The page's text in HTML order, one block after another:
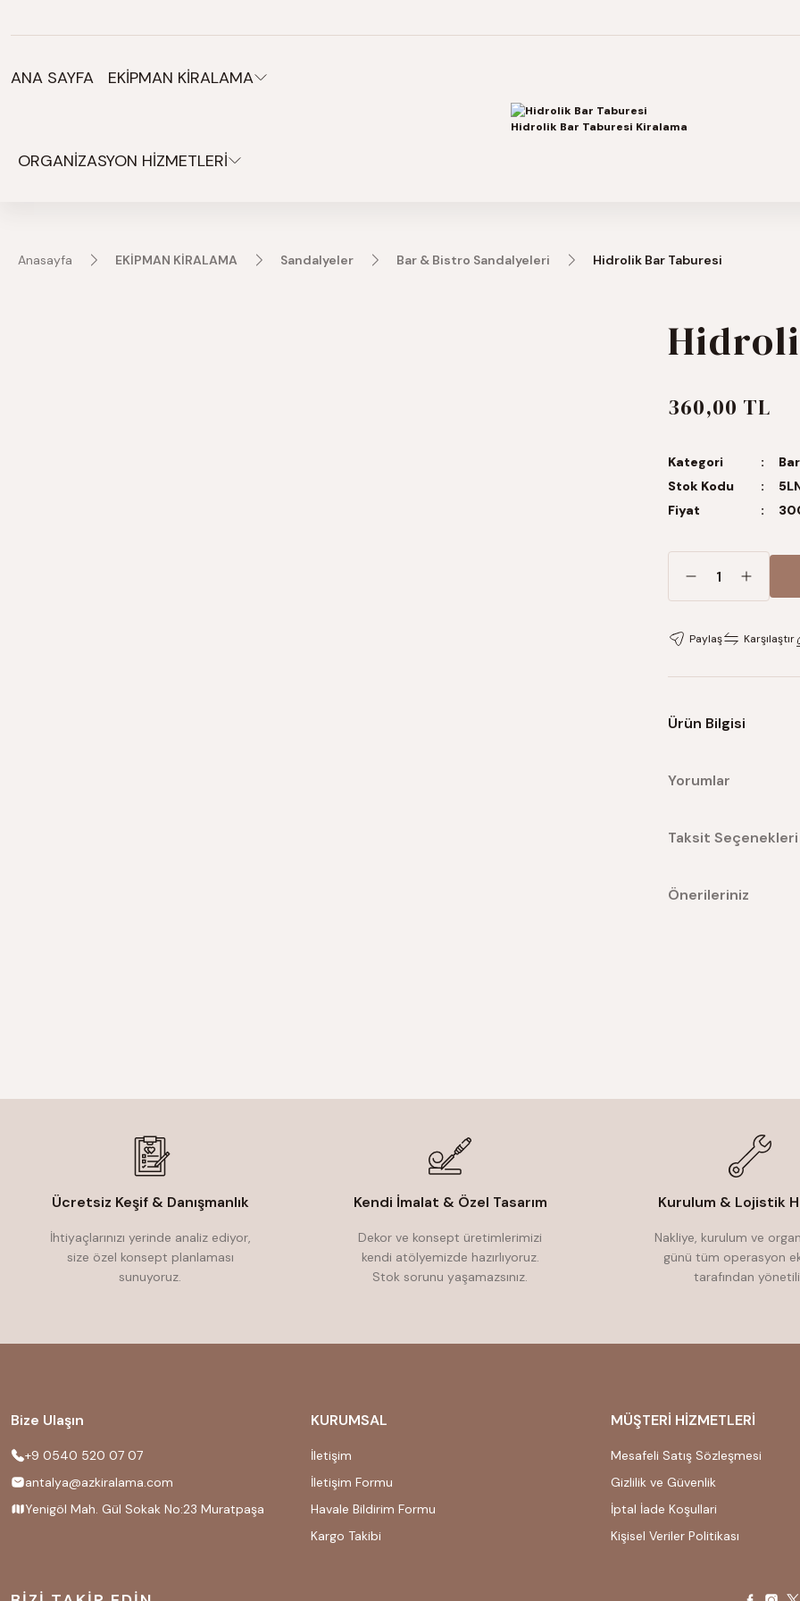
Organizasyonlarınız için tüm ihtiyaçlarınız burada.
ANA SAYFA EKİPMAN KİRALAMA
ORGANİZASYON HİZMETLERİ
Anasayfa EKİPMAN KİRALAMA Sandalyeler Bar & Bistro Sandalyeleri Hidrolik Bar Taburesi
360,00 TL
Kategori
Stok Kodu
Fiyat
Paylaş Karşılaştır
Ürün Bilgisi
Yorumlar
Taksit Seçenekleri
Önerileriniz
Ücretsiz Keşif & Danışmanlık
İhtiyaçlarınızı yerinde analiz ediyor,
size özel konsept planlaması
sunuyoruz.
Kendi İmalat & Özel Tasarım
Dekor ve konsept üretimlerimizi
kendi atölyemizde hazırlıyoruz.
Stok sorunu yaşamazsınız.
Kurulum & Lojistik
Nakliye, kurulum ve
günü tüm operasyon
tarafından
Bize Ulaşın
+9 0540 520 07 07
antalya@azkiralama.com
Yenigöl Mah. Gül Sokak No:23 Muratpaşa
KURUMSAL
İletişim
İletişim Formu
Havale Bildirim Formu
Kargo Takibi
MÜŞTERİ HİZMETLERİ
Mesafeli Satış Sözleşmesi
Gizlilik ve Güvenlik
İptal İade Koşullari
Kişisel Veriler Politikası